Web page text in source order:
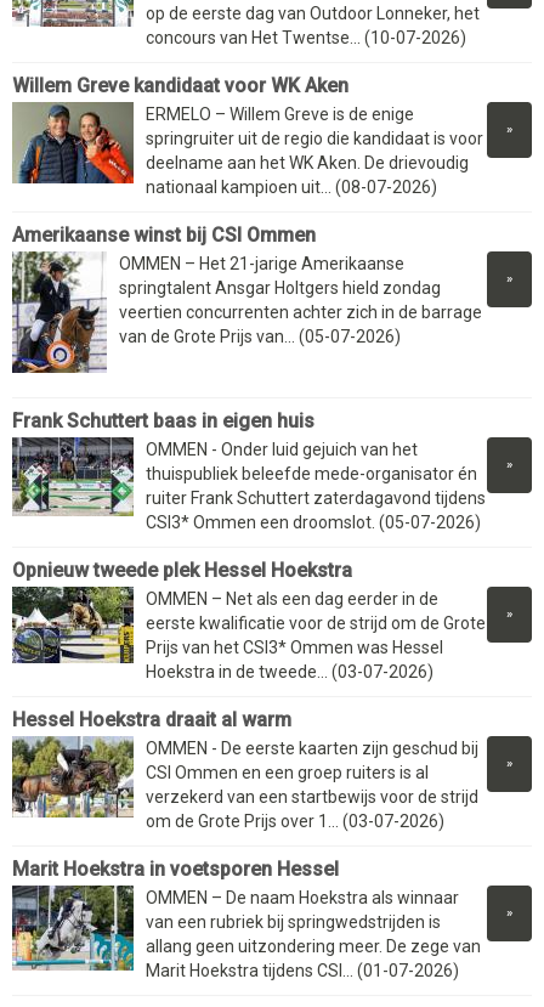
op de eerste dag van Outdoor Lonneker, het
concours van Het Twentse... (10-07-2026)
Willem Greve kandidaat voor WK Aken
»
ERMELO – Willem Greve is de enige
springruiter uit de regio die kandidaat is voor
deelname aan het WK Aken. De drievoudig
nationaal kampioen uit... (08-07-2026)
Amerikaanse winst bij CSI Ommen
»
OMMEN – Het 21-jarige Amerikaanse
springtalent Ansgar Holtgers hield zondag
veertien concurrenten achter zich in de barrage
van de Grote Prijs van... (05-07-2026)
Frank Schuttert baas in eigen huis
»
OMMEN - Onder luid gejuich van het
thuispubliek beleefde mede-organisator én
ruiter Frank Schuttert zaterdagavond tijdens
CSI3* Ommen een droomslot. (05-07-2026)
Opnieuw tweede plek Hessel Hoekstra
»
OMMEN – Net als een dag eerder in de
eerste kwalificatie voor de strijd om de Grote
Prijs van het CSI3* Ommen was Hessel
Hoekstra in de tweede... (03-07-2026)
Hessel Hoekstra draait al warm
»
OMMEN - De eerste kaarten zijn geschud bij
CSI Ommen en een groep ruiters is al
verzekerd van een startbewijs voor de strijd
om de Grote Prijs over 1... (03-07-2026)
Marit Hoekstra in voetsporen Hessel
»
OMMEN – De naam Hoekstra als winnaar
van een rubriek bij springwedstrijden is
allang geen uitzondering meer. De zege van
Marit Hoekstra tijdens CSI... (01-07-2026)